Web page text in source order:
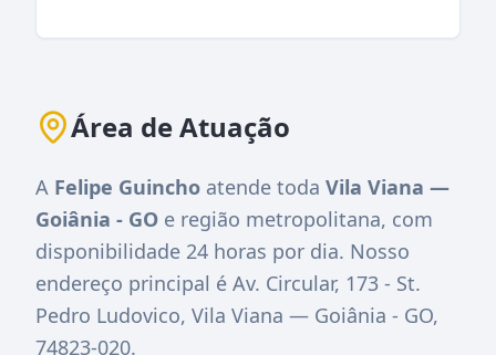
Área de Atuação
A Felipe Guincho atende toda Vila Viana —
Goiânia - GO e região metropolitana, com
disponibilidade 24 horas por dia. Nosso
endereço principal é Av. Circular, 173 - St.
Pedro Ludovico, Vila Viana — Goiânia - GO,
74823-020.